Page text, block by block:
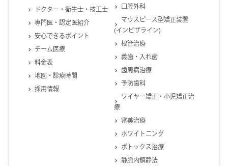
ドクター・衛生士・技工士
専門医・認定医紹介
安心できるポイント
チーム医療
料金表
地図・診療時間
採用情報
口腔外科
マウスピース型矯正装置
(インビザライン)
根管治療
義歯・入れ歯
歯周病治療
予防歯科
ワイヤー矯正・小児矯正治
療
審美治療
ホワイトニング
ボトックス治療
静脈内鎮静法